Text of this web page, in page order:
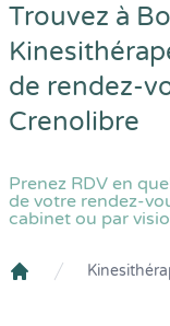
Trouvez à
de rendez-
Crenolibre
Prenez RDV en
de votre rendez-
cabinet ou par